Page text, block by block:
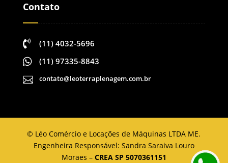
Contato
 (11) 4032-5696

(11) 97335-8843

contato@leoterraplenagem.com.br
© Léo Comércio e Locações de Máquinas LTDA ME.
Engenheira Responsável: Sandra Saraiva Louro
Moraes – CREA SP 5070361151